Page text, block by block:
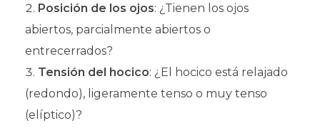
Posición de los ojos: ¿Tienen los ojos
abiertos, parcialmente abiertos o
entrecerrados?
Tensión del hocico: ¿El hocico está relajado
(redondo), ligeramente tenso o muy tenso
(elíptico)?